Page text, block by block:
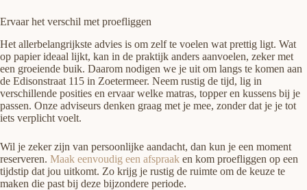
Ervaar het verschil met proefliggen
Het allerbelangrijkste advies is om zelf te voelen wat prettig ligt. Wat
op papier ideaal lijkt, kan in de praktijk anders aanvoelen, zeker met
een groeiende buik. Daarom nodigen we je uit om langs te komen aan
de Edisonstraat 115 in Zoetermeer. Neem rustig de tijd, lig in
verschillende posities en ervaar welke matras, topper en kussens bij je
passen. Onze adviseurs denken graag met je mee, zonder dat je je tot
iets verplicht voelt.
Wil je zeker zijn van persoonlijke aandacht, dan kun je een moment
reserveren. Maak eenvoudig een afspraak en kom proefliggen op een
tijdstip dat jou uitkomt. Zo krijg je rustig de ruimte om de keuze te
maken die past bij deze bijzondere periode.